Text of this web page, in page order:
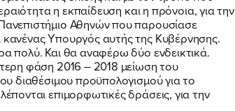
η εκπαίδευση και η πρόνοια, για την
Αθηνών που παρουσίασε
Υπουργός αυτής της Κυβέρνησης.
πολύ. Και θα αναφέρω δύο ενδεικτικά.
φάση 2016 – 2018 μείωση του
διαθέσιμου προϋπολογισμού για το
επιμορφωτικές δράσεις, για την